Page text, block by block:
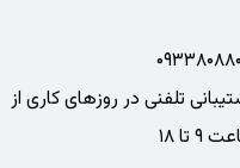
تلفنی در روزهای کاری از
تا ۱۸